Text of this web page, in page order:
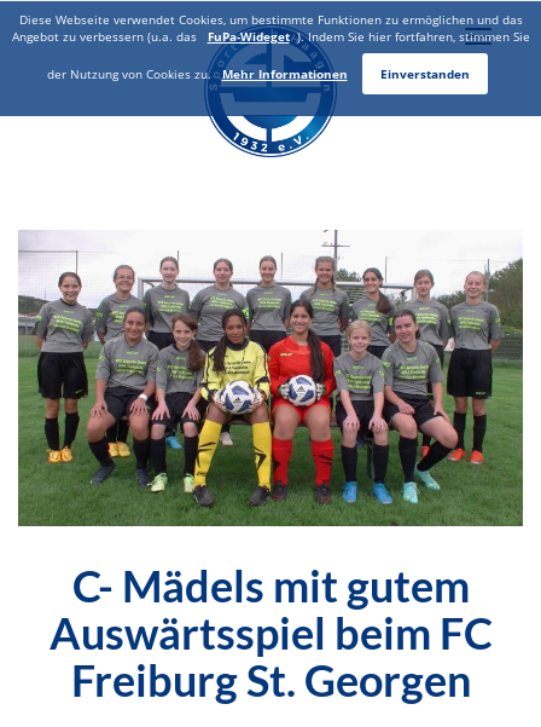
Toggle
C- Mädels mit gutem
Auswärtsspiel beim FC
Freiburg St. Georgen
Diese Webseite verwendet Cookies, um bestimmte Funktionen zu ermöglichen und das
Angebot zu verbessern (u.a. das
FuPa-Wideget ). Indem Sie hier fortfahren, stimmen Sie
der Nutzung von Cookies zu. Mehr Informationen Einverstanden